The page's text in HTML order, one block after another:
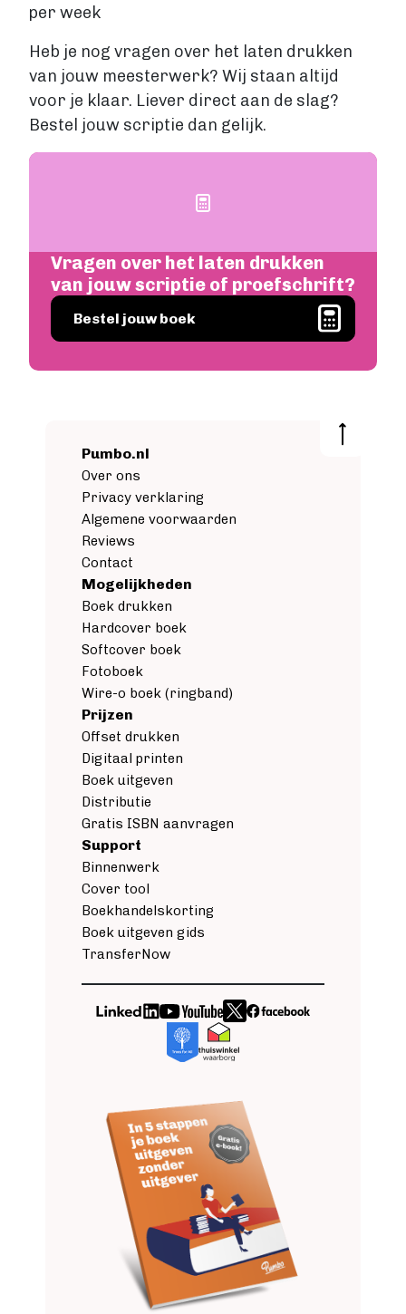
per week
Heb je nog vragen over het laten drukken
van jouw meesterwerk? Wij staan altijd
voor je klaar. Liever direct aan de slag?
Bestel jouw scriptie dan gelijk.
Image
Vragen over het laten drukken
van jouw scriptie of proefschrift?
Image
Bestel jouw boek
Pumbo.nl
Over ons
Privacy verklaring
Algemene voorwaarden
Reviews
Contact
Mogelijkheden
Boek drukken
Hardcover boek
Softcover boek
Fotoboek
Wire-o boek (ringband)
Prijzen
Offset drukken
Digitaal printen
Boek uitgeven
Distributie
Gratis ISBN aanvragen
Support
Binnenwerk
Cover tool
Boekhandelskorting
Boek uitgeven gids
TransferNow
Image Image ImageImage
ImageImage